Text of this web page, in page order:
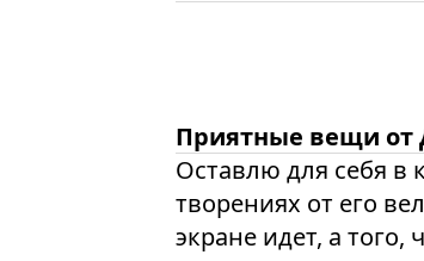
Приятные вещи от
Оставлю для себя в
творениях от его
экране идет, а